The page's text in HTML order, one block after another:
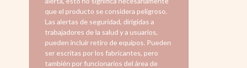
que el producto se considera peligroso.
Las alertas de seguridad, dirigidas a
trabajadores de la salud y a usuarios,
pueden incluir retiro de equipos. Pueden
ser escritas por los fabricantes, pero
también por funcionarios del área de